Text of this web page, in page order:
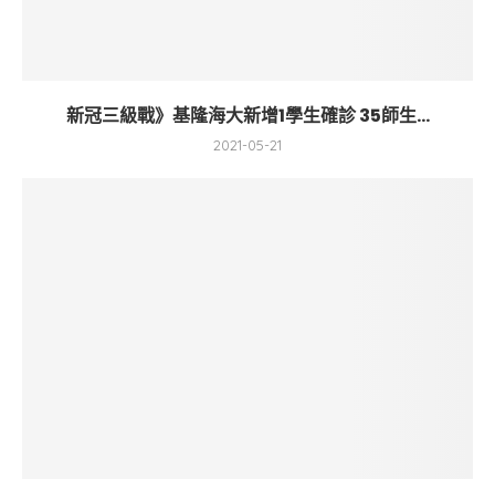
新冠三級戰》基隆海大新增1學生確診 35師生...
2021-05-21